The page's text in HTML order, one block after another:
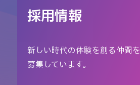
採用情報
新しい時代の体験を創る仲間を
募集しています。